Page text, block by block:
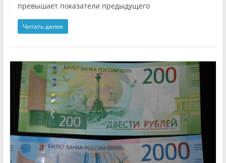
превышает показатели предыдущего
Читать далее